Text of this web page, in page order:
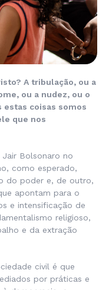
A tribulação, ou a
ou a nudez, ou o
estas coisas somos
que nos
Jair Bolsonaro no
como esperado,
do poder e, de outro,
apontam para o
e intensificação de
religioso,
e da extração
civil é que
por práticas e